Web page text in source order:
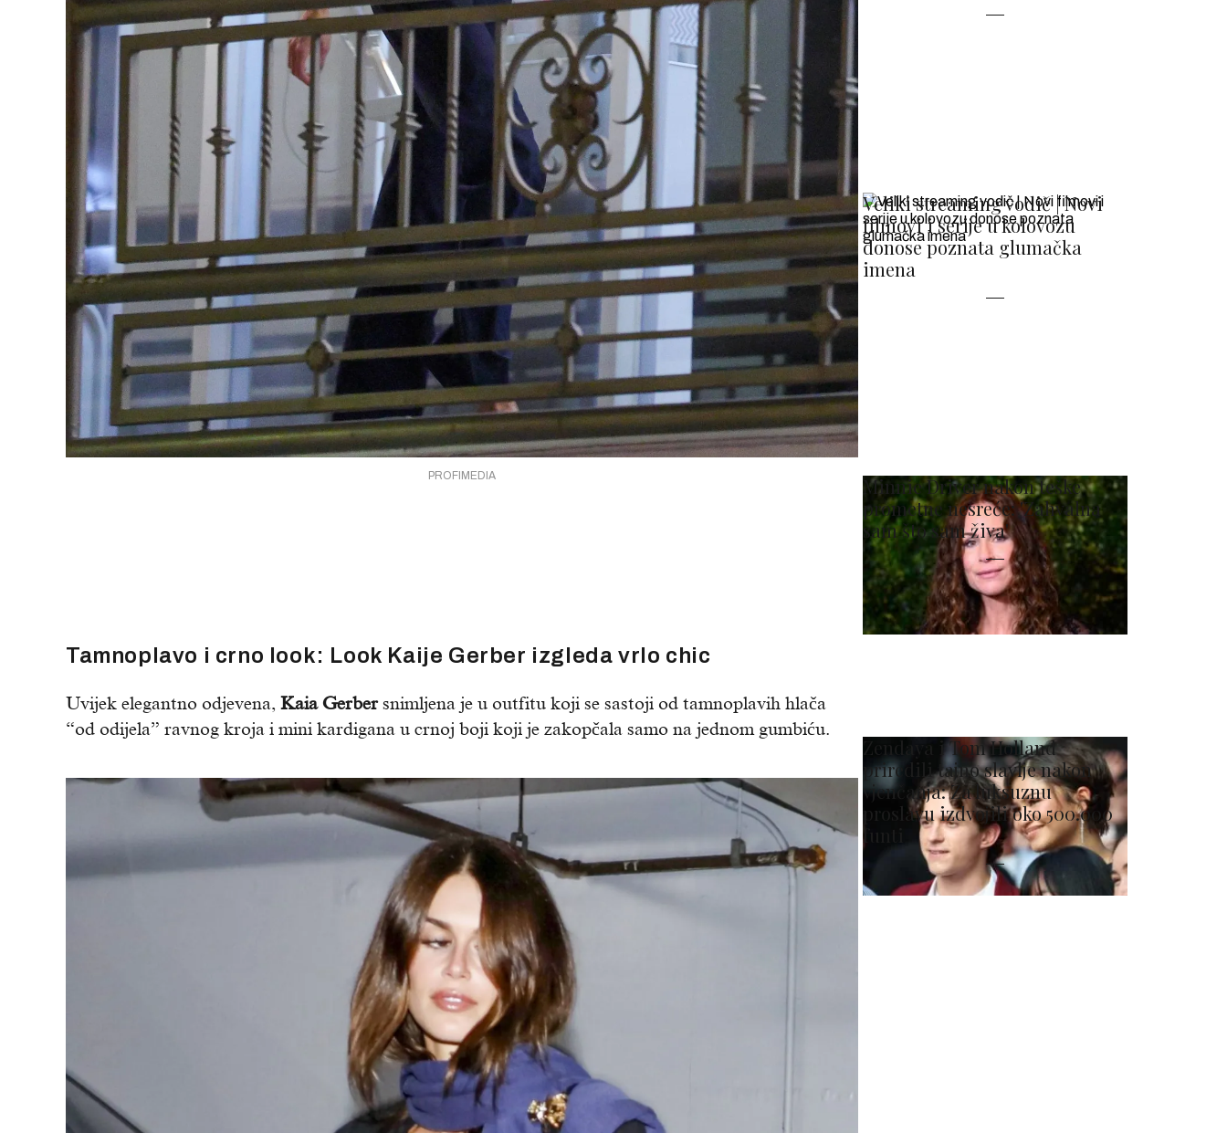
PROFIMEDIA
Tamnoplavo i crno look: Look Kaije Gerber izgleda vrlo chic
Uvijek elegantno odjevena, Kaia Gerbersnimljena je u outfitu koji se sastoji od tamnoplavih hlača
“od odijela” ravnog kroja i mini kardigana u crnoj boji koji je zakopčala samo na jednom gumbiću.
Veliki streaming vodič | Novi
filmovi i serije u kolovozu
donose poznata glumačka
imena
Minnie Driver nakon teške
prometne nesreće: 'Zahvalna
sam što sam živa'
Zendaya i Tom Holland
priredili tajno slavlje nakon
vjenčanja: Za luksuznu
proslavu izdvojili oko 500.000
funti